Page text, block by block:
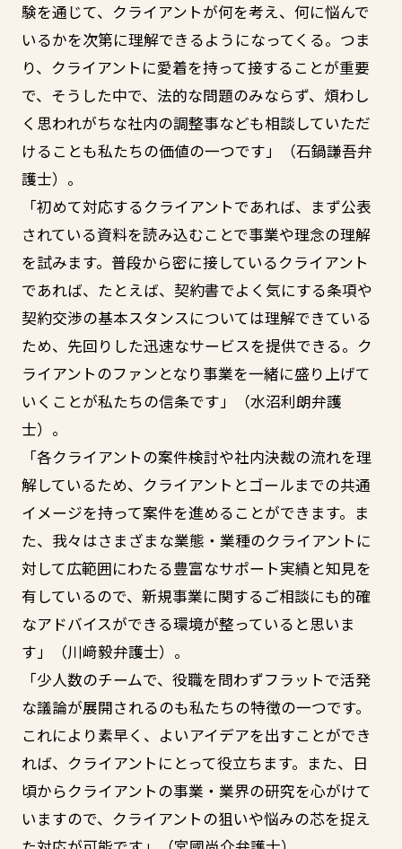
験を通じて、クライアントが何を考え、何に悩んで
いるかを次第に理解できるようになってくる。つま
り、クライアントに愛着を持って接することが重要
で、そうした中で、法的な問題のみならず、煩わし
く思われがちな社内の調整事なども相談していただ
けることも私たちの価値の一つです」（石鍋謙吾弁
護士）。
「初めて対応するクライアントであれば、まず公表
されている資料を読み込むことで事業や理念の理解
を試みます。普段から密に接しているクライアント
であれば、たとえば、契約書でよく気にする条項や
契約交渉の基本スタンスについては理解できている
ため、先回りした迅速なサービスを提供できる。ク
ライアントのファンとなり事業を一緒に盛り上げて
いくことが私たちの信条です」（水沼利朗弁護
士）。
「各クライアントの案件検討や社内決裁の流れを理
解しているため、クライアントとゴールまでの共通
イメージを持って案件を進めることができます。ま
た、我々はさまざまな業態・業種のクライアントに
対して広範囲にわたる豊富なサポート実績と知見を
有しているので、新規事業に関するご相談にも的確
なアドバイスができる環境が整っていると思いま
す」（川﨑毅弁護士）。
「少人数のチームで、役職を問わずフラットで活発
な議論が展開されるのも私たちの特徴の一つです。
これにより素早く、よいアイデアを出すことができ
れば、クライアントにとって役立ちます。また、日
頃からクライアントの事業・業界の研究を心がけて
いますので、クライアントの狙いや悩みの芯を捉え